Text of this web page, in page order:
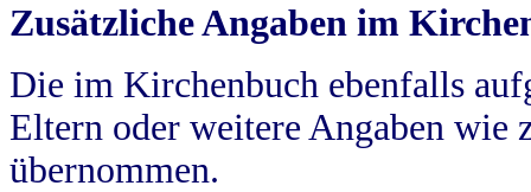
Zusätzliche Angaben im
Die im Kirchenbuch ebenfalls
Eltern oder weitere Angaben wie
übernommen.